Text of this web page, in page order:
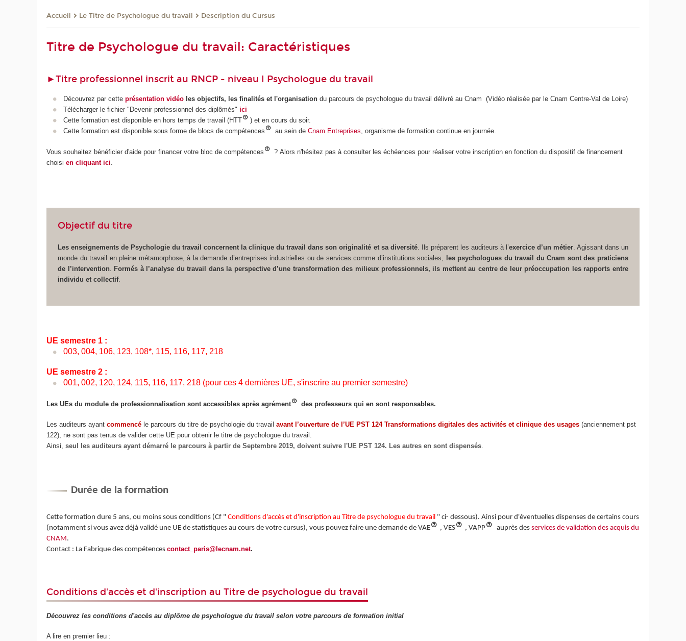
Accueil Le Titre de Psychologue du travail Description du Cursus
Titre de Psychologue du travail: Caractéristiques
►Titre professionnel inscrit au RNCP - niveau I Psychologue du travail
Découvrez par cette présentation vidéo les objectifs, les finalités et l'organisation du parcours de psychologue du travail délivré au Cnam (Vidéo réalisée par le Cnam Centre-Val de Loire)
Télécharger le fichier "Devenir professionnel des diplômés" ici
Cette formation est disponible en hors temps de travail (HTT
) et en cours du soir.
Cette formation est disponible sous forme de blocs de compétences
au sein de Cnam Entreprises, organisme de formation continue en journée.
Vous souhaitez bénéficier d'aide pour financer votre bloc de compétences
? Alors n'hésitez pas à consulter les échéances pour réaliser votre inscription en fonction du dispositif de financement
choisien cliquant ici
Objectif du titre
Les enseignements de Psychologie du travail concernent la clinique du travail dans son originalité et sa diversité. Ils préparent les auditeurs à l’exercice d’un métier. Agissant dans un
monde du travail en pleine métamorphose, à la demande d’entreprises industrielles ou de services comme d’institutions sociales, les psychologues du travail du Cnam sont des praticiens
de l’intervention
Formés à l’analyse du travail dans la perspective d’une transformation des milieux professionnels, ils mettent au centre de leur préoccupation les rapports entre
individu et collectif.
UE semestre 1 :
003, 004, 106, 123, 108*, 115, 116, 117, 218
UE semestre 2 :
001, 002, 120, 124, 115, 116, 117, 218 (pour ces 4 dernières UE, s'inscrire au premier semestre)
Les UEs du module de professionnalisation sont accessibles après agrément des professeurs qui en sont responsables.
Les auditeurs ayantcommencé le parcours du titre de psychologie du travailavant l’ouverture de l’UE PST 124 Transformations digitales des activités et clinique des usages (anciennement pst
122), ne sont pas tenus de valider cette UE pour obtenir le titre de psychologue du travail.
Ainsi,seul les auditeurs ayant démarré le parcours à partir de Septembre 2019, doivent suivre l'UE PST 124. Les autres en sont dispensés.
Durée de la formation
Cette formation dure 5 ans, ou moins sous conditions (Cf "Conditions d'accès et d'inscription au Titre de psychologue du travail " ci- dessous). Ainsi pour d'éventuelles dispenses de certains cours
(notamment si vous avez déjà validé une UE de statistiques au cours de votre cursus), vous pouvez faire une demande de VAE
, VES , VAPP auprès desservices de validation des acquis du
CNAM.
Contact : La Fabrique des compétencescontact_paris@lecnam.net.
Conditions d'accès et d'inscription au Titre de psychologue du travail
Découvrez les conditions d'accès au diplôme de psychologue du travail selon votre parcours de formation initial
A lire en premier lieu :